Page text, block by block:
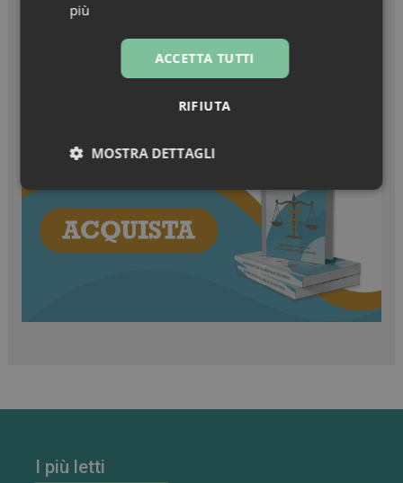
I più letti
più
ACCETTA TUTTI
RIFIUTA
MOSTRA DETTAGLI
Necessari Marketing
Non
classificati
protette del sito. Il sito web non è in grado di
NOME